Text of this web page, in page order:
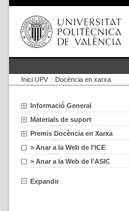
Inici UPV :: Docència en xarxa
Informació General
Materials de suport
Premis Docència en Xarxa
> Anar a la Web de l'ICE
> Anar a la Web de l'ASIC
Expandir